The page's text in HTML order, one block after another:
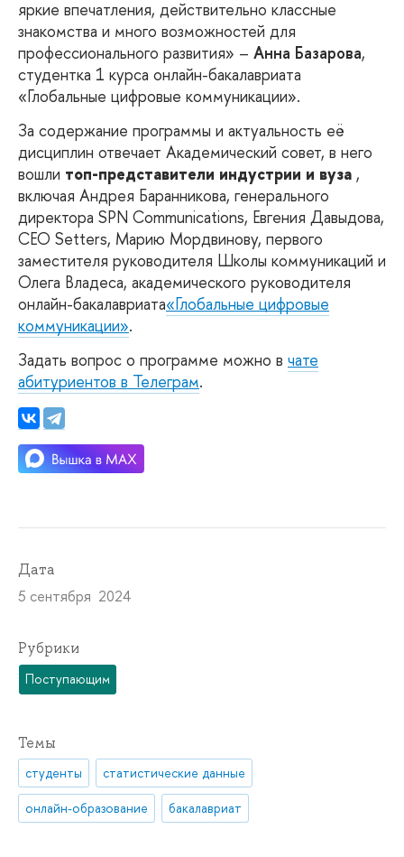
яркие впечатления, действительно классные
знакомства и много возможностей для
профессионального развития» – Анна Базарова,
студентка 1 курса онлайн-бакалавриата
«Глобальные цифровые коммуникации».
За содержание программы и актуальность её
дисциплин отвечает Академический совет, в него
вошли топ-представители индустрии и вуза ,
включая Андрея Баранникова, генерального
директора SPN Communications, Евгения Давыдова,
CEO Setters, Марию Мордвинову, первого
заместителя руководителя Школы коммуникаций и
Олега Владеса, академического руководителя
онлайн-бакалавриата«Глобальные цифровые
коммуникации».
Задать вопрос о программе можно в чате
абитуриентов в Телеграм.
Дата
5 сентября 2024
Рубрики
Поступающим
Темы
студенты статистические данные
онлайн-образование бакалавриат